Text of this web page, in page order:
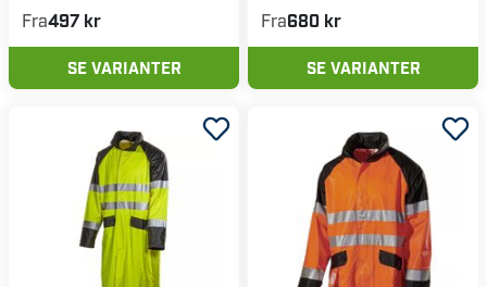
Fra497 kr
SE VARIANTER
Fra680 kr
SE VARIANTER